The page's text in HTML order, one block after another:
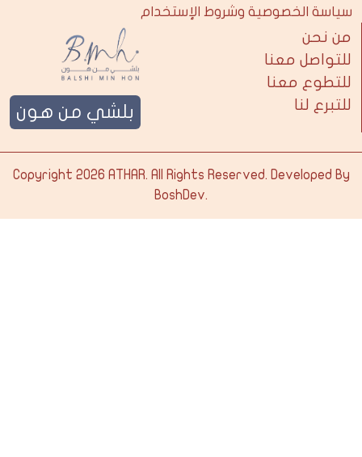
سياسة الخصوصية وشروط الإستخدام
من نحن
للتواصل معنا
للتطوع معنا
للتبرع لنا
بلشي من هون
Copyright 2026 ATHAR. All Rights Reserved. Developed By
BoshDev.